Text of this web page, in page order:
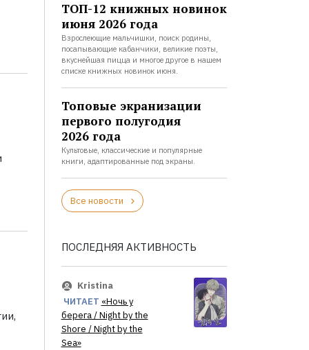
ТОП-12 книжных новинок
июня 2026 года
Взрослеющие мальчишки, поиск родины,
посапывающие кабанчики, великие поэты,
вкуснейшая пицца и многое другое в нашем
списке книжных новинок июня.
Топовые экранизации
первого полугодия
2026 года
Культовые, классические и популярные
книги, адаптированные под экраны.
Все новости
ПОСЛЕДНЯЯ АКТИВНОСТЬ
Kristina
ЧИТАЕТ «Ночь у
берега / Night by the
Shore / Night by the
Sea»